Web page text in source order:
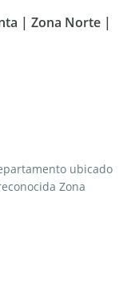
| Zona Norte |
ubicado
Zona
y con
de la ciudad.